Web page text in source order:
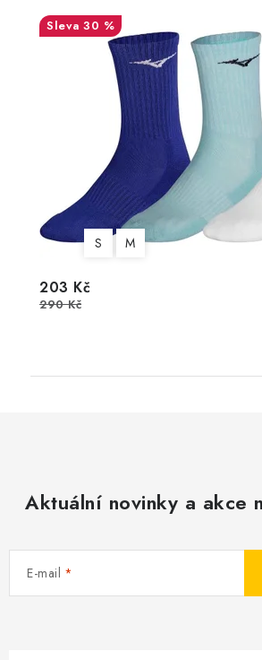
30 %
S M
203 Kč
290 Kč
Aktuální novinky a akce
E-mail